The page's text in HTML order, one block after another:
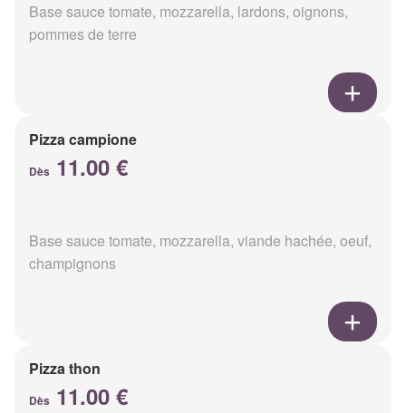
Base sauce tomate, mozzarella, lardons, oignons,
pommes de terre
Pizza campione
Dès 11.00 €
Base sauce tomate, mozzarella, viande hachée, oeuf,
champignons
Pizza thon
Dès 11.00 €